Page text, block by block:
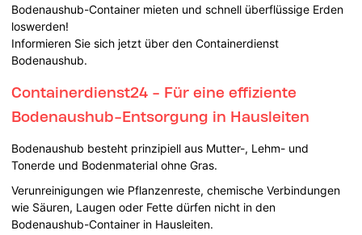
Bodenaushub-Container mieten und schnell überflüssige Erden
loswerden!
Informieren Sie sich jetzt über den Containerdienst
Bodenaushub.
Containerdienst24 - Für eine effiziente
Bodenaushub-Entsorgung in Hausleiten
Bodenaushub besteht prinzipiell aus Mutter-, Lehm- und
Tonerde und Bodenmaterial ohne Gras.
Verunreinigungen wie Pflanzenreste, chemische Verbindungen
wie Säuren, Laugen oder Fette dürfen nicht in den
Bodenaushub-Container in Hausleiten.